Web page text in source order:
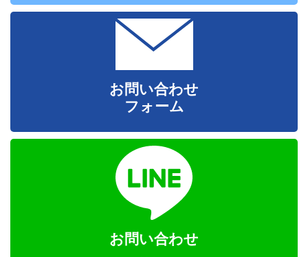
お問い合わせ
フォーム
お問い合わせ